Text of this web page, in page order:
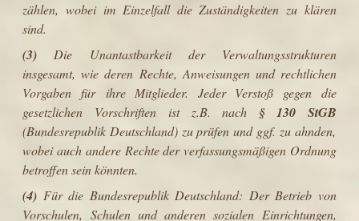
zählen, wobei im Einzelfall die Zuständigkeiten zu klären
sind.
(3) Die Unantastbarkeit der Verwaltungsstrukturen
insgesamt, wie deren Rechte, Anweisungen und rechtlichen
Vorgaben für ihre Mitglieder. Jeder Verstoß gegen die
gesetzlichen Vorschriften ist z.B. nach § 130 StGB
(Bundesrepublik Deutschland) zu prüfen und ggf. zu ahnden,
wobei auch andere Rechte der verfassungsmäßigen Ordnung
betroffen sein könnten.
(4) Für die Bundesrepublik Deutschland: Der Betrieb von
Vorschulen, Schulen und anderen sozialen Einrichtungen,